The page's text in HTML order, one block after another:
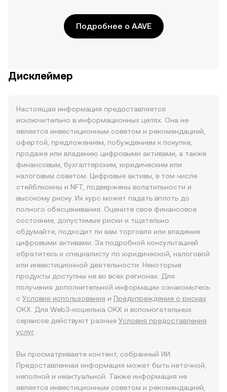
Подробнее о AAVE
Дисклеймер
Настоящая информация предоставляется
исключительно в информационных целях. Она не
является инвестиционным советом и рекомендацией,
офертой, предложением, побуждением к покупке,
продаже или владению цифровыми активами, а также
финансовым, бухгалтерским, юридическим или
налоговым советом. Цифровые активы, в том числе
стейблкоины и NFT, подвержены волатильности и
высокому риску. Их курс может падать вплоть до
полного обесценивания. Оцените свое финансовое
состояние, допустимые риски и тщательно
обдумайте, подходит ли вам торговля или владение
цифровыми активами. За подробной консультацией
обратитесь к специалисту по юридической, налоговой
или инвестиционной деятельности. Некоторые
продукты доступны не во всех регионах. Для
получения дополнительной информации ознакомьтесь
с Условия использования и Предупреждение о рисках
OKX. Для Web3-кошелька OKX и вспомогательных
сервисов действуют разные Условия предоставления
услуг.
Вы просматриваете контент, собранный ИИ.
Предоставленная информация может быть неточной,
неполной и неактуальной. Также информация не
является инвестиционным советом и рекомендацией,